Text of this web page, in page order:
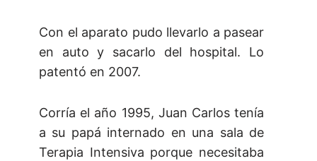
Con el aparato pudo llevarlo a pasear
en auto y sacarlo del hospital. Lo
patentó en 2007.
Co­rría el año 1995, Juan Car­los te­nía
a su pa­pá in­ter­na­do en una sa­la de
Te­ra­pia In­ten­si­va por­que ne­ce­si­ta­ba